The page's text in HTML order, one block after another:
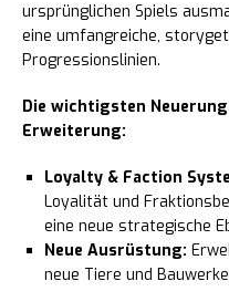
ursprünglichen Spiels
eine umfangreiche,
Progressionslinien.
Die wichtigsten
Erweiterung:
Loyalty & Faction
Loyalität und
eine neue strategische
Neue Ausrüstung:
neue Tiere und